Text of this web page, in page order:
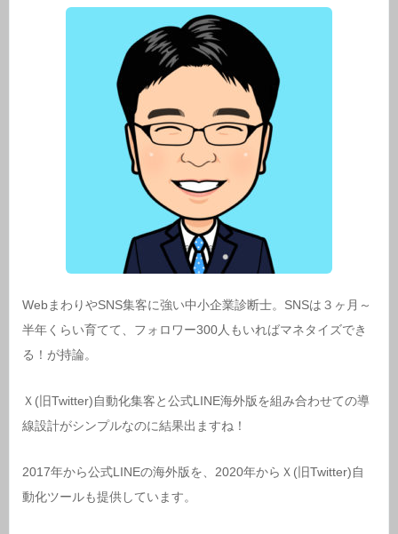
WebまわりやSNS集客に強い中小企業診断士。SNSは３ヶ月～
半年くらい育てて、フォロワー300人もいればマネタイズでき
る！が持論。
Ｘ(旧Twitter)自動化集客と公式LINE海外版を組み合わせての導
線設計がシンプルなのに結果出ますね！
2017年から公式LINEの海外版を、2020年からＸ(旧Twitter)自
動化ツールも提供しています。